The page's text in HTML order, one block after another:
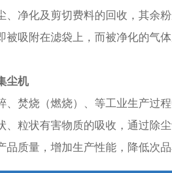
、净化及剪切费料的回收，其余
被吸附在滤袋上，而被净化的气
尘机
、焚烧（燃烧）、等工业生产过
、粒状有害物质的吸收，通过除
质量，增加生产性能，降低次品